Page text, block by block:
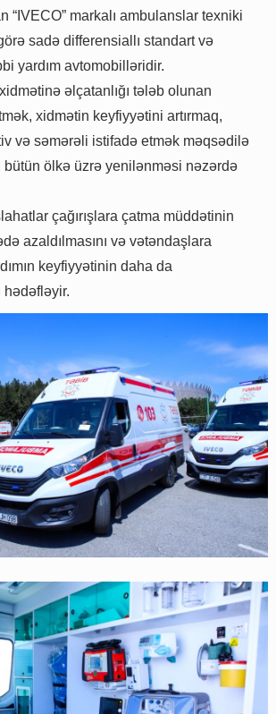
“IVECO” markalı ambulanslar texniki
sadə differensiallı standart və
yardım avtomobilləridir.
əlçatanlığı tələb olunan
xidmətin keyfiyyətini artırmaq,
və səmərəli istifadə etmək məqsədilə
bütün ölkə üzrə yenilənməsi nəzərdə
çağırışlara çatma müddətinin
azaldılmasını və vətəndaşlara
keyfiyyətinin daha da
hədəfləyir.